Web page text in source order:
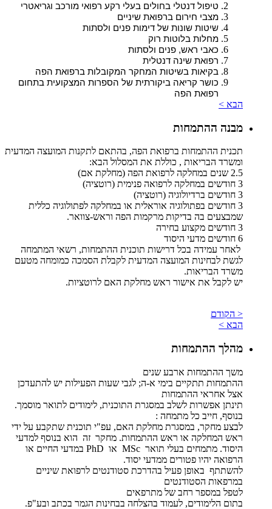
טיפול דנטלי בחולים בעלי רקע רפואי מורכב וגריאטרי
מצבי חירום ברפואת שיניים
שיטות שונות של דימות פנים ולסתות
מחלות בלוטות רוק
כאבי ראש, פנים ולסתות
רפואת שינה דנטלית
בקיאות בשיטות המחקר המקובלות ברפואת הפה
כושר קריאה ביקורתית של הספרות המצקועית בתחום
רפואת הפה
הבא >
מבנה ההתמחות
תכנית ההתמחות ברפואת הפה, בהתאם לתקנות המועצה המדעית
ומשרד הבריאות , כוללת את המסלול הבא:
2.5 שנים במחלקה לרפואת הפה (מחלקת אם)
3 חודשים במחלקה לרפואה פנימית (רוטציה)
3 חודשים ברדיולוגיה (רוטציה)
3 חודשים בפתולוגיה אוראלית או במחלקה לפתולוגיה כללית
שמבצעים בה בדיקות מרקמות הפה וראש-צוואר.
3 חודשים מקצוע בחירה
6 חודשים מדעי היסוד
לאחר עמידה בכל דרישות תוכנית ההתמחות, רשאי המתמחה
לגשת לבחינות המועצה המדעית לקבלת הסמכה כמומחה מטעם
משרד הבריאות.
יש לקבל את אישור ראש מחלקת האם לרוטציות.
< הקודם
הבא >
מהלך ההתמחות
משך ההתמחות ארבע שנים
ההתמחות תתקיים בימי א-ה; לגבי שעות הפעילות יש להתעדכן
אצל אחראי ההתמחות
תינתן אפשרות לשלב במסגרת התוכנית, לימודים לתואר מוסמך.
בנוסף, חייב כל מתמחה :
לבצע מחקר, במסגרת מחלקת האם, עפ"י תוכנית שתקבע על ידי
ראש המחלקה או ראש ההתמחות. מחקר זה הוא בנוסף למדעי
היסוד. מתמחים בעלי תואר MSc או PhD במדעי החיים או
הרפואה יהיו פטורים ממדעי יסוד.
להשתתף באופן פעיל בהדרכת סטודנטים לרפואת שיניים
במרפאות הסטודנטים
לטפל במספר רחב של מתרפאים
בתום הלימודים, לעמוד בהצלחה בבחינות הגמר בכתב ובע"פ.